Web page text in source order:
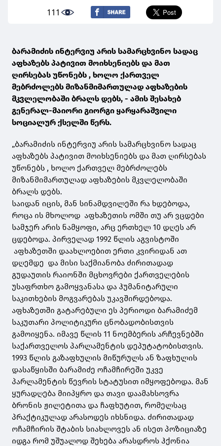
111
ბარამიძის ინტერვიუ არის სამარცხვინო სადაც
აფხაზებს პატივით მოიხსენიებს და მათ
ღირსებას უწონებს , ხოლო ქართველ
მებრძოლებს მიზანმიმართულად აფხაზების
მკვლელობაში ბრალს დებს, - ამის შესახებ
გენერალ-მაიორი გიორგი ყარყარაშვილი
სოციალურ ქსელში წერს.
„ბარამიძის ინტერვიუ არის სამარცხვინო სადაც
აფხაზებს პატივით მოიხსენიებს და მათ ღირსებას
უწონებს , ხოლო ქართველ მებრძოლებს
მიზანმიმართულად აფხაზების მკვლელობაში
ბრალს დებს.
საიდან იცის, მან სინამდვილეში რა ხდებოდა,
როცა ის მხოლოდ აფხაზეთის ომში თუ არ ვცდები
სამჯერ არის ნამყოფი, არც ერთხელ 10 დღეს არ
ცდებოდა. პირველად 1992 წლის აგვისტოში
აფხაზეთში დაახლოებით ერთი კვირიდან ათ
დღემდე და მისი საქმიანობა ძირითადად
გუდაუთის რაიონში მცხოვრები ქართველების
უსაფრთხო გამოყვანასა და ჰუმანიტარული
საკითხების მოგვარებას უკავშირდებოდა.
აფხაზეთში გატარებული ეს პერიოდი ბარამიძემ
საკუთარი პოლიტიკური ცნობადობისთვის
გამოიყენა. იმავე წლის 11 ნოემბერის არჩევნებში
საქართველოს პარლამენტის დეპუტატობისთვის.
1993 წლის გაზაფხულის მიწურულს ან ზაფხულის
დასაწყისში ბარამიძე ოჩამჩირეში უკვე
პარლამენტის წევრის სტატუსით იმყოფებოდა. მან
ყურადღება მიიპყრო და თავი დაამახსოვრა
ბრონის ჟილეტითა და ჩაფხუტით, რომელსაც
პრაქტიკულად არასოდეს იხსნიდა. ძირითადად
ოჩამჩირის შტაბის სიახლოვეს ან ისეთ პოზიციაზე
იდგა რომ უშუალოდ შეხება არასდროს ჰქონია